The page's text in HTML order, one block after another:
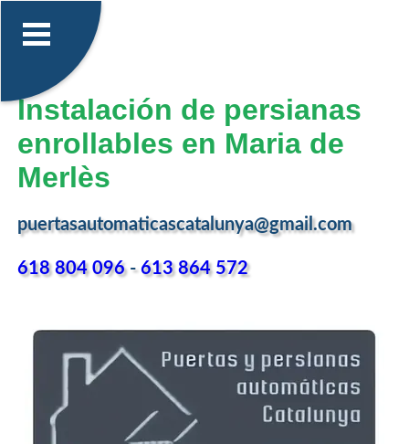
Instalación de persianas
enrollables en Maria de
Merlès
puertasautomaticascatalunya@gmail.com
618 804 096 -613 864 572